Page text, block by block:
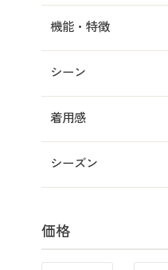
機能・特徴
シーン
着用感
シーズン
価格